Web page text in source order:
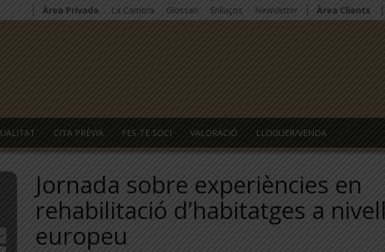
Àrea Privada La Cambra Glossari Enllaços Newsletter Àrea Clients
CITA PRÈVIA FES-TE SOCI VALORACIÓ LLOGUER/VENDA
Jornada sobre experiències en
rehabilitació d’habitatges a nivell
europeu